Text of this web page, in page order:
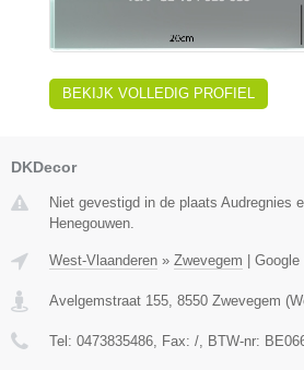
BEKIJK VOLLEDIG PROFIEL
DKDecor
Niet gevestigd in de plaats Audregnies
Henegouwen.
West-Vlaanderen » Zwevegem Google
Avelgemstraat 155, 8550 Zwevegem (
Tel: 0473835486, Fax: /, BTW-nr: